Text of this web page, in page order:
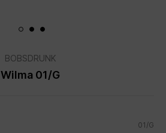
BOBSDRUNK
Wilma 01/G
01/G